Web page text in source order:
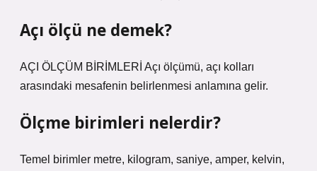
Açı ölçü ne demek?
AÇI ÖLÇÜM BİRİMLERİ Açı ölçümü, açı kolları
arasındaki mesafenin belirlenmesi anlamına gelir.
Ölçme birimleri nelerdir?
Temel birimler metre, kilogram, saniye, amper, kelvin,